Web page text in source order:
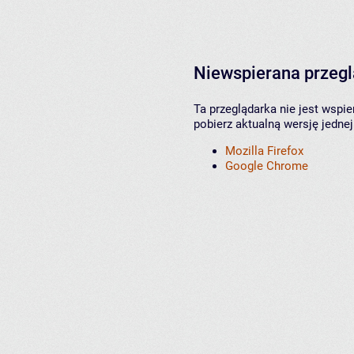
Niewspierana
Ta przeglądarka nie jest
pobierz aktualną wersję
Mozilla Firefox
Google Chrome